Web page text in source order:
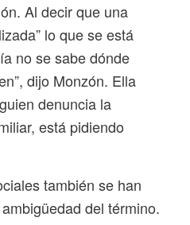
Al decir que una
lo que se está
no se sabe dónde
dijo Monzón. Ella
denuncia la
está pidiendo
también se han
del término.